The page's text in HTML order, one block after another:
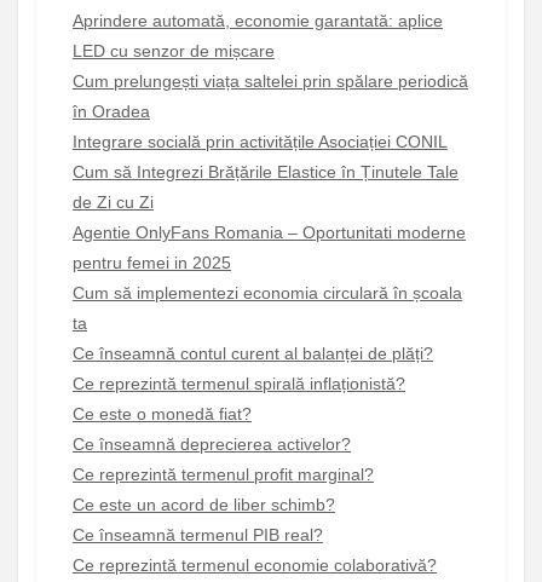
Aprindere automată, economie garantată: aplice
LED cu senzor de mișcare
Cum prelungești viața saltelei prin spălare periodică
în Oradea
Integrare socială prin activitățile Asociației CONIL
Cum să Integrezi Brățările Elastice în Ținutele Tale
de Zi cu Zi
Agentie OnlyFans Romania – Oportunitati moderne
pentru femei in 2025
Cum să implementezi economia circulară în școala
ta
Ce înseamnă contul curent al balanței de plăți?
Ce reprezintă termenul spirală inflaționistă?
Ce este o monedă fiat?
Ce înseamnă deprecierea activelor?
Ce reprezintă termenul profit marginal?
Ce este un acord de liber schimb?
Ce înseamnă termenul PIB real?
Ce reprezintă termenul economie colaborativă?